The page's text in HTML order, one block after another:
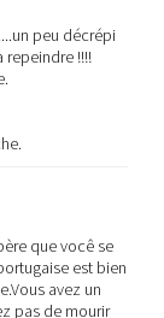
peu décrépi
repeindre !!!!
que você se
est bien
avez un
pas de mourir